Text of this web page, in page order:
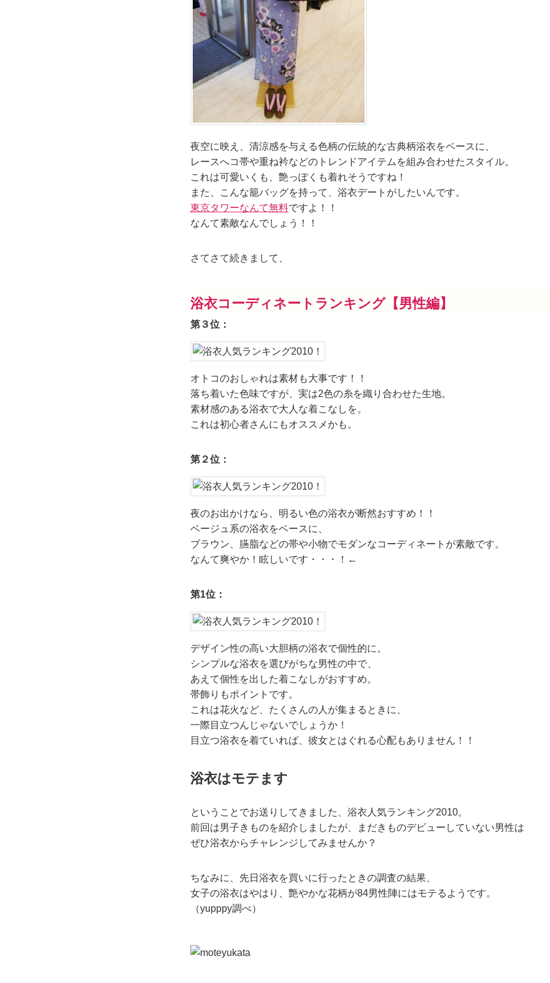
夜空に映え、清涼感を与える色柄の伝統的な古典柄浴衣をベースに、
レースへコ帯や重ね衿などのトレンドアイテムを組み合わせたスタイル。
これは可愛いくも、艶っぽくも着れそうですね！
また、こんな籠バッグを持って、浴衣デートがしたいんです。
東京タワーなんて無料ですよ！！
なんて素敵なんでしょう！！
さてさて続きまして、
浴衣コーディネートランキング【男性編】
第３位：
オトコのおしゃれは素材も大事です！！
落ち着いた色味ですが、実は2色の糸を織り合わせた生地。
素材感のある浴衣で大人な着こなしを。
これは初心者さんにもオススメかも。
第２位：
夜のお出かけなら、明るい色の浴衣が断然おすすめ！！
ベージュ系の浴衣をベースに、
ブラウン、臙脂などの帯や小物でモダンなコーディネートが素敵です。
なんて爽やか！眩しいです・・・！←
第1位：
デザイン性の高い大胆柄の浴衣で個性的に。
シンプルな浴衣を選びがちな男性の中で、
あえて個性を出した着こなしがおすすめ。
帯飾りもポイントです。
これは花火など、たくさんの人が集まるときに、
一際目立つんじゃないでしょうか！
目立つ浴衣を着ていれば、彼女とはぐれる心配もありません！！
浴衣はモテます
ということでお送りしてきました、浴衣人気ランキング2010。
前回は男子きものを紹介しましたが、まだきものデビューしていない男性は
ぜひ浴衣からチャレンジしてみませんか？
ちなみに、先日浴衣を買いに行ったときの調査の結果、
女子の浴衣はやはり、艶やかな花柄が84男性陣にはモテるようです。
（yupppy調べ）